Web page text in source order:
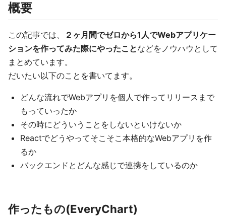
概要
この記事では、
２ヶ月間でゼロから1人でWebアプリケー
ションを作ってみた際にやったことなどをノウハウとして
まとめています。
だいたい以下のことを書いてます。
どんな流れでWebアプリを個人で作ってリリースまで
もっていったか
その時にどういうことをしないといけないか
Reactでどうやってそこそこ本格的なWebアプリを作
るか
バックエンドとどんな感じで連携をしているのか
作ったもの(EveryChart)